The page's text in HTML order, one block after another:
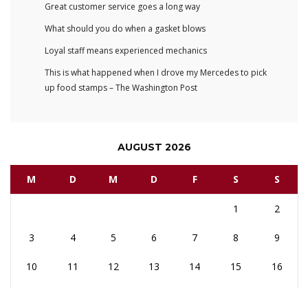
Great customer service goes a long way
What should you do when a gasket blows
Loyal staff means experienced mechanics
This is what happened when I drove my Mercedes to pick
up food stamps – The Washington Post
AUGUST 2026
M D M D F S S
1 2
3 4 5 6 7 8 9
10 11 12 13 14 15 16